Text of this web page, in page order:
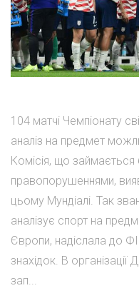
104 матчі Чемпіонату
аналіз на предмет
Комісія, що
правопорушеннями,
цьому Мундіалі. Так
аналізує спорт на
Європи, надіслала до
знахідок. В організації
зап...